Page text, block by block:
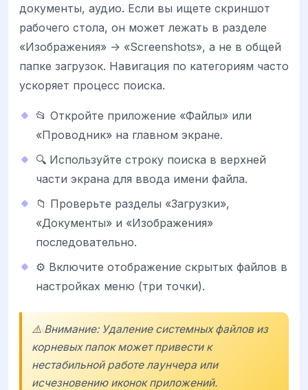
документы, аудио. Если вы ищете скриншот
рабочего стола, он может лежать в разделе
«Изображения» -> «Screenshots», а не в общей
папке загрузок. Навигация по категориям часто
ускоряет процесс поиска.
📂 Откройте приложение «Файлы» или
«Проводник» на главном экране.
🔍 Используйте строку поиска в верхней
части экрана для ввода имени файла.
📁 Проверьте разделы «Загрузки»,
«Документы» и «Изображения»
последовательно.
⚙️ Включите отображение скрытых файлов в
настройках меню (три точки).
⚠️ Внимание: Удаление системных файлов из
корневых папок может привести к
нестабильной работе лаунчера или
исчезновению иконок приложений.